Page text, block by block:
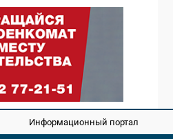
Информационный портал